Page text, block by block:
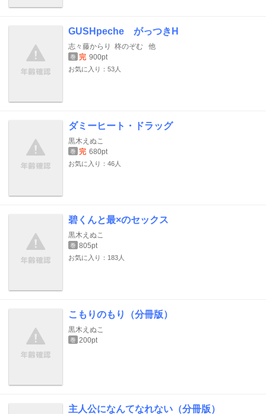
GUSHpeche がっつきH
志々藤からり 柊のぞむ 他
巻 完 900pt
お気に入り：53人
ダミーヒート・ドラッグ
黒木えぬこ
巻 完 680pt
お気に入り：46人
碧くんと最×のセックス
黒木えぬこ
巻 805pt
お気に入り：183人
こもりのもり（分冊版）
黒木えぬこ
巻 200pt
主人公になんてなれない（分冊版）